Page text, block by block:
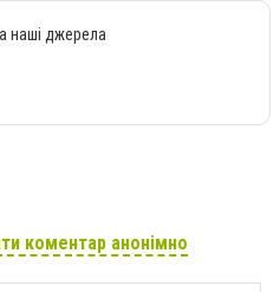
наші джерела
коментар анонімно